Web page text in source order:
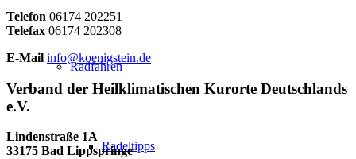
Radfahren
Radeltipps
Telefon 06174 202251
Telefax 06174 202308
E-Mail info@koenigstein.de
Verband der Heilklimatischen Kurorte Deutschlands
e.V.
Lindenstraße 1A
33175 Bad Lippspringe